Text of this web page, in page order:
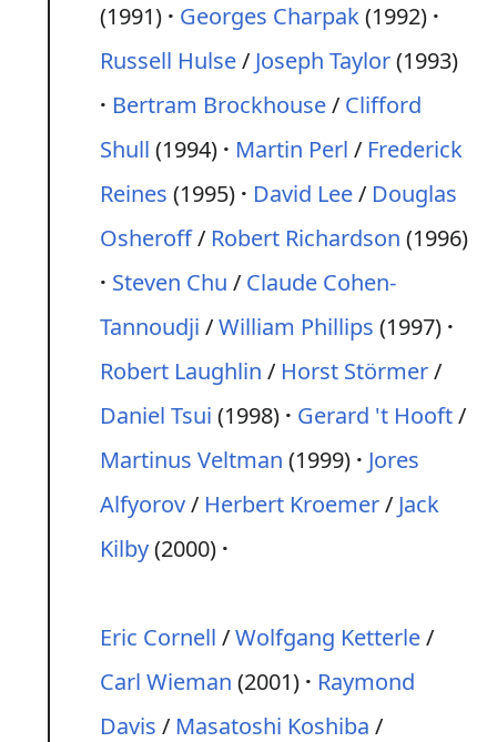
(1991)
Georges Charpak(1992)
Russell Hulse/ Joseph Taylor(1993)
Bertram Brockhouse/ Clifford
Shull (1994) Martin Perl / Frederick
Reines (1995) David Lee/ Douglas
Osheroff/ Robert Richardson (1996)
Steven Chu / Claude Cohen-
Tannoudji /William Phillips (1997)
Robert Laughlin / Horst Störmer/
Daniel Tsui (1998) Gerard 't Hooft/
Martinus Veltman (1999)
Jores
Alfyorov/ Herbert Kroemer/ Jack
Kilby(2000)
Eric Cornell /Wolfgang Ketterle/
Carl Wieman (2001)
Raymond
Davis / Masatoshi Koshiba /